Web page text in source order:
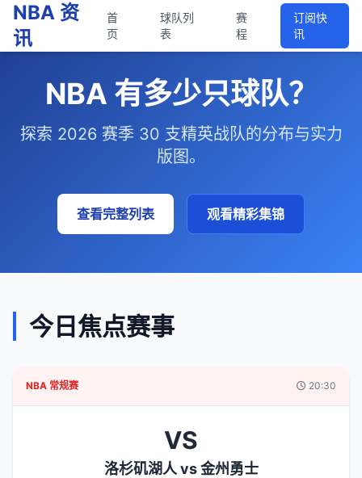
NBA 资
讯
首
页
球队列
表
赛
程
订阅快
讯
NBA 有多少只球队？
探索 2026 赛季 30 支精英战队的分布与实力
版图。
查看完整列表 观看精彩集锦
今日焦点赛事
NBA 常规赛 20:30
VS
洛杉矶湖人 vs 金州勇士